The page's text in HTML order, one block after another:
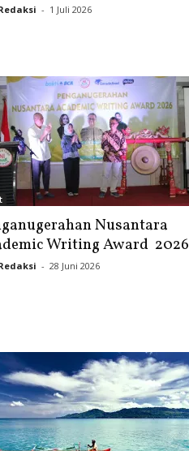
- 1 Juli 2026
Nusantara
Writing Award 2026
- 28 Juni 2026